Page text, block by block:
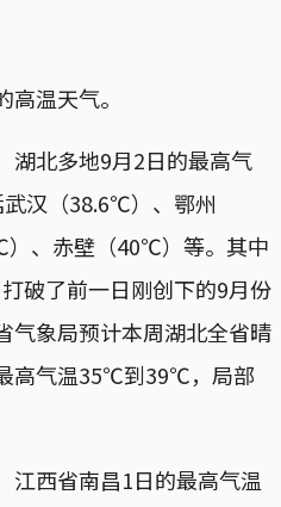
温天气。
湖北多地9月2日的最高气
汉（38.6℃）、鄂州
）、赤壁（40℃）等。其中
破了前一日刚创下的9月份
气象局预计本周湖北全省晴
高气温35℃到39℃，局部
江西省南昌1日的最高气温